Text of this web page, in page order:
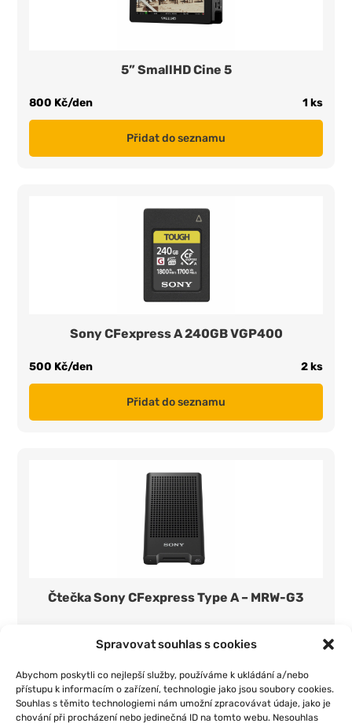
Spravovat souhlas s cookies
Abychom poskytli co nejlepší služby, používáme k ukládání a/nebo
přístupu k informacím o zařízení, technologie jako jsou soubory cookies.
Souhlas s těmito technologiemi nám umožní zpracovávat údaje, jako je
chování při procházení nebo jedinečná ID na tomto webu. Nesouhlas
5” SmallHD Cine 5
800 Kč/den 1 ks
Přidat do seznamu
Sony CFexpress A 240GB VGP400
500 Kč/den 2 ks
Přidat do seznamu
Čtečka Sony CFexpress Type A – MRW-G3